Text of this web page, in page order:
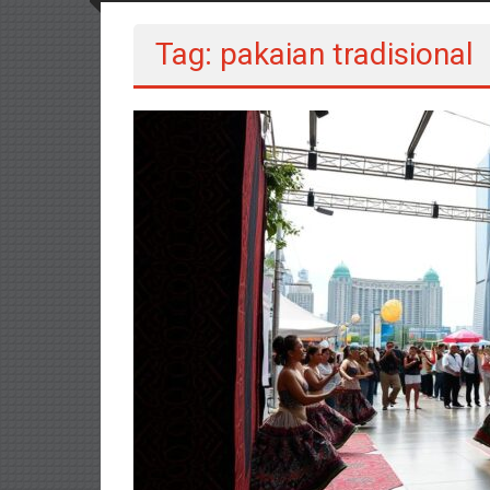
Tag: pakaian tradisional